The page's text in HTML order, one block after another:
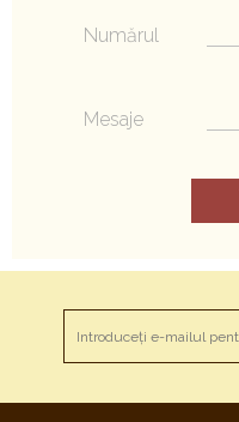
Numărul
Mesaje